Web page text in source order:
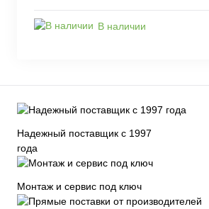
В наличии
Надежный поставщик с 1997
года
Монтаж и сервис под ключ